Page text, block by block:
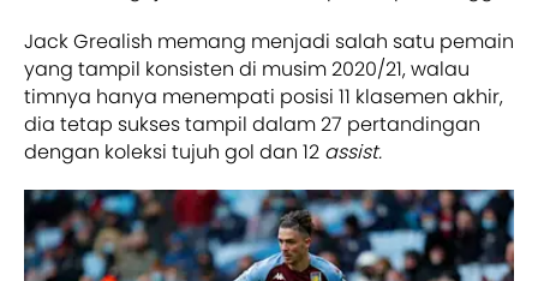
Jack Grealish memang menjadi salah satu pemain
yang tampil konsisten di musim 2020/21, walau
timnya hanya menempati posisi 11 klasemen akhir,
dia tetap sukses tampil dalam 27 pertandingan
dengan koleksi tujuh gol dan 12 assist.